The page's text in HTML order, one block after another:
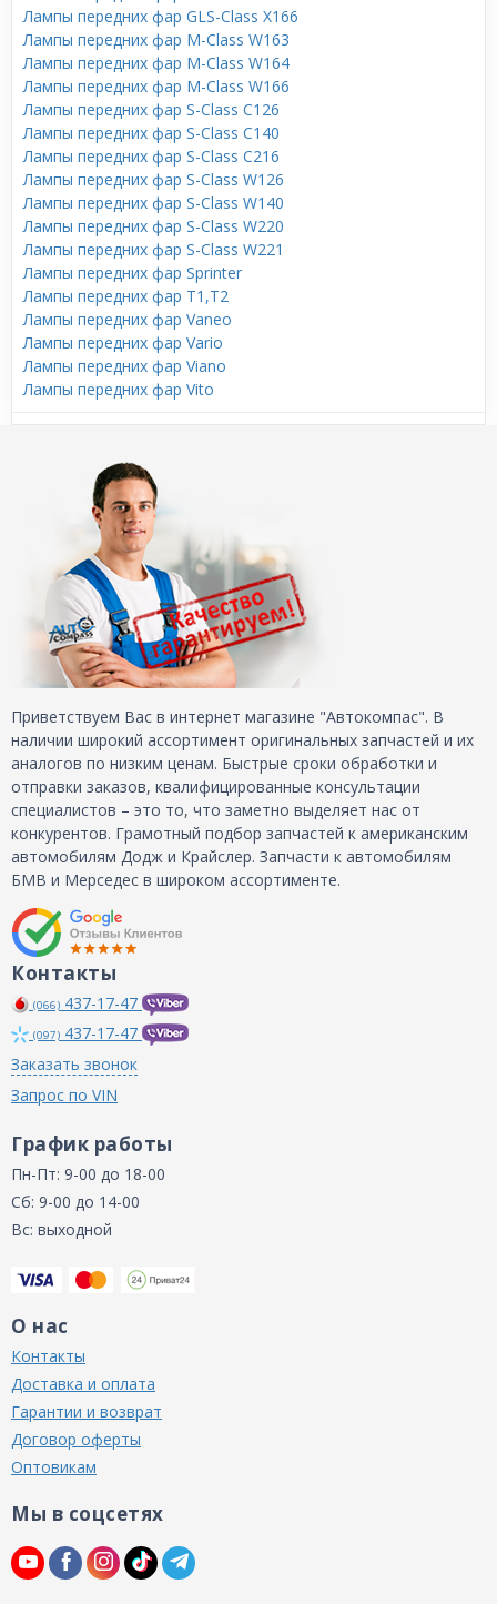
Лампы передних фар GLS-Class X166
Лампы передних фар M-Class W163
Лампы передних фар M-Class W164
Лампы передних фар M-Class W166
Лампы передних фар S-Class C126
Лампы передних фар S-Class C140
Лампы передних фар S-Class C216
Лампы передних фар S-Class W126
Лампы передних фар S-Class W140
Лампы передних фар S-Class W220
Лампы передних фар S-Class W221
Лампы передних фар Sprinter
Лампы передних фар T1,T2
Лампы передних фар Vaneo
Лампы передних фар Vario
Лампы передних фар Viano
Лампы передних фар Vito
Приветствуем Вас в интернет магазине "Автокомпас". В
наличии широкий ассортимент оригинальных запчастей и их
аналогов по низким ценам. Быстрые сроки обработки и
отправки заказов, квалифицированные консультации
специалистов – это то, что заметно выделяет нас от
конкурентов. Грамотный подбор запчастей к американским
автомобилям Додж и Крайслер. Запчасти к автомобилям
БМВ и Мерседес в широком ассортименте.
Контакты
(066) 437-17-47
(097) 437-17-47
Заказать звонок
Запрос по VIN
График работы
Пн-Пт: 9-00 до 18-00
Сб: 9-00 до 14-00
Вс: выходной
О нас
Контакты
Доставка и оплата
Гарантии и возврат
Договор оферты
Оптовикам
Мы в соцсетях